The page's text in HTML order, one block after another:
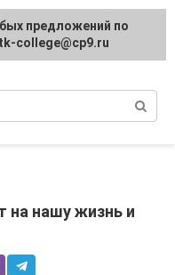
на нашу жизнь и
предложений по
college@cp9.ru